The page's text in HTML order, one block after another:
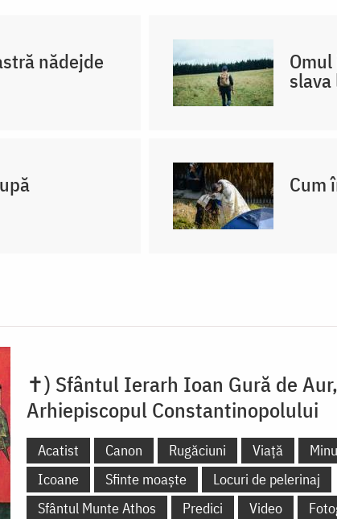
nădejde
Cum
✝) Sfântul Ierarh Ioan Gură de Aur,
Arhiepiscopul Constantinopolului
Acatist Canon Rugăciuni Viață
Icoane
Sfinte moaște
Locuri de pelerinaj
Sfântul Munte Athos
Predici Video